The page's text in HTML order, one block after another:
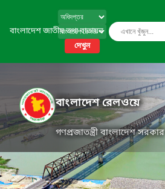
বাংলাদেশ জাতীয় তথ্য বাতায়ন
দেখুন
বাংলাদেশ রেলওয়ে
গণপ্রজাতন্ত্রী বাংলাদেশ সরকার